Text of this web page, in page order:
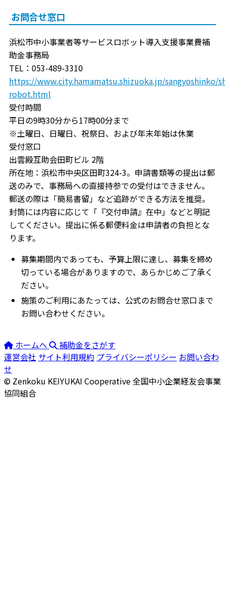
お問合せ窓口
浜松市中小事業者等サービスロボット導入支援事業費補
助金事務局
TEL：053-489-3310
https://www.city.hamamatsu.shizuoka.jp/sangyoshinko/
robot.html
受付時間
平日の9時30分から17時00分まで
※土曜日、日曜日、祝祭日、および年末年始は休業
受付窓口
出雲殿互助会田町ビル 2階
所在地：浜松市中央区田町324-3。申請書類等の提出は郵
送のみで、事務局への直接持参での受付はできません。
郵送の際は「簡易書留」など追跡ができる方法を推奨。
封筒には内容に応じて「『交付申請』在中」などと明記
してください。提出に係る郵便料金は申請者の負担とな
ります。
募集期間内であっても、予算上限に達し、募集を締め
切っている場合がありますので、あらかじめご了承く
ださい。
施策のご利用にあたっては、公式のお問合せ窓口まで
お問い合わせください。
ホームへ
補助金をさがす
運営会社 サイト利用規約 プライバシーポリシー お問い合わ
せ
© Zenkoku KEIYUKAI Cooperative全国中小企業経友会事業
協同組合